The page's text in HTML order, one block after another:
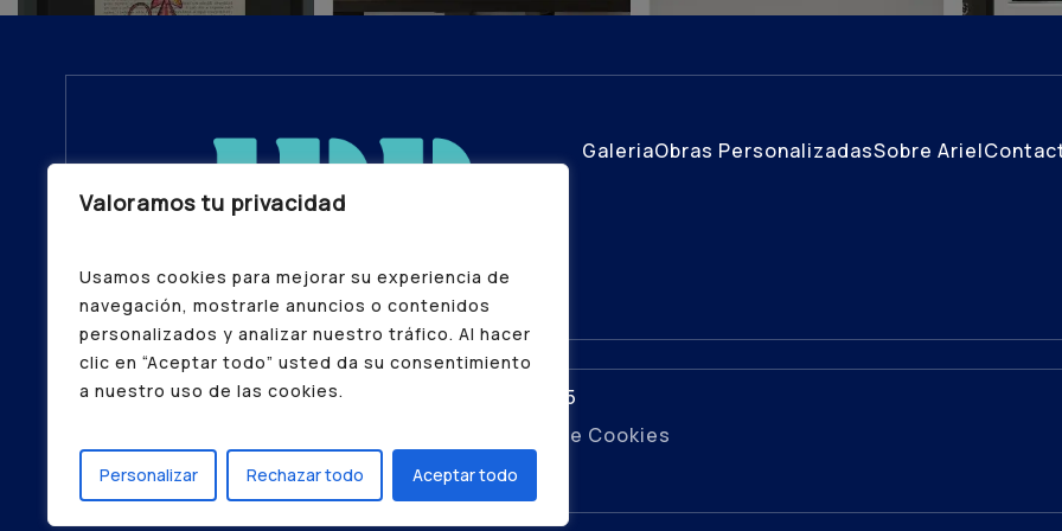
Valoramos tu privacidad
Usamos cookies para mejorar su experiencia de
navegación, mostrarle anuncios o contenidos
personalizados y analizar nuestro tráfico. Al hacer
clic en “Aceptar todo” usted da su consentimiento
a nuestro uso de las cookies.
Personalizar Rechazar todo Aceptar todo
GaleriaObras PersonalizadasSobre Ariel
© ADB – Todos los Derechos Reservados 2025
Política de Cookies